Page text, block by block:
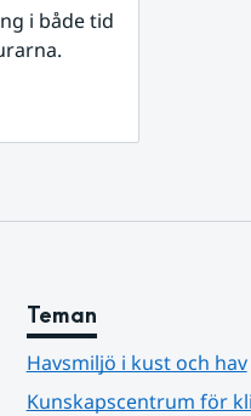
i både tid
Teman
Havsmiljö i kust och hav
Kunskapscentrum för